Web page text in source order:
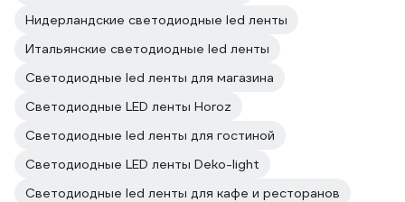
Нидерландские светодиодные led ленты
Итальянские светодиодные led ленты
Светодиодные led ленты для магазина
Светодиодные LED ленты Horoz
Светодиодные led ленты для гостиной
Светодиодные LED ленты Deko-light
Светодиодные led ленты для кафе и ресторанов